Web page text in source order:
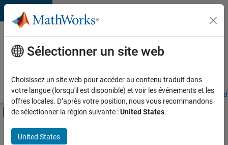
Passer au contenu
Votre
carrière
chez
Accueil Explorer nos opportunités Adresses de nos bureaux
Activer/désactiver l'affichage du menu
Contenu principal
FILTRER PAR
Applications et outils commerciaux
Sélectionner un site web
Choisissez un site web pour accéder au contenu traduit dans
votre langue (lorsqu'il est disponible) et voir les événements et les
offres locales. D’après votre position, nous vous recommandons
de sélectionner la région suivante :United States.
United States